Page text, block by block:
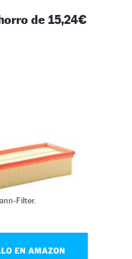
de 15,24€
Filter.